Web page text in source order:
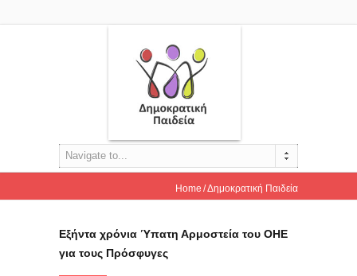
Navigate to...
Home Δημοκρατική Παιδεία
Εξήντα χρόνια Ύπατη Αρμοστεία του ΟΗΕ
για τους Πρόσφυγες